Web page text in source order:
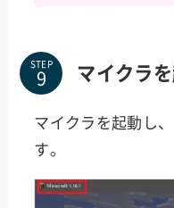
STEP マイクラ
マイクラを起動し
す。